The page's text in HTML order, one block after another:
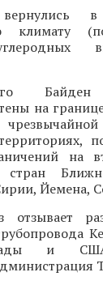
в
климату
Байден
на
на
Йемена,
и